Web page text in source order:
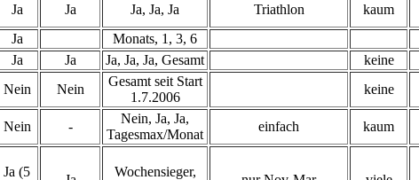
Ja Ja Ja, Ja, Ja Triathlon kaum
Ja Monats, 1, 3, 6
Ja Ja Ja, Ja, Ja, Gesamt keine
Nein Nein
Gesamt seit Start
1.7.2006
keine
Nein -
Nein, Ja, Ja,
Tagesmax/Monat
einfach kaum
Ja (5
Wochensieger,